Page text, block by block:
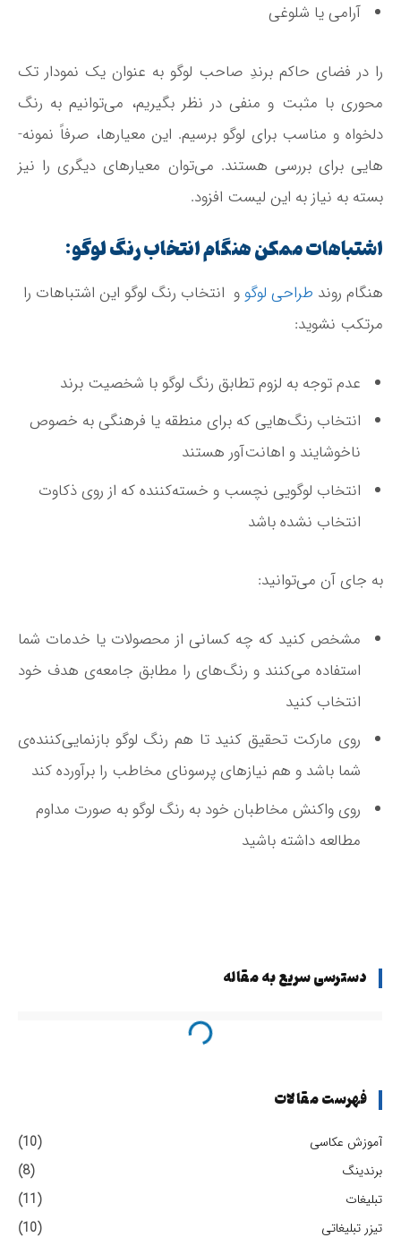
آرامی یا شلوغی
را در فضای حاکم برندِ صاحب لوگو به عنوان یک نمودار تک
محوری با مثبت و منفی در نظر بگیریم، می‌­توانیم به رنگ
دلخواه و مناسب برای لوگو برسیم. این معیارها، صرفاً نمونه‌­
هایی برای بررسی هستند. می‌­توان معیارهای دیگری را نیز
بسته به نیاز به این لیست افزود.
اشتباهات ممکن هنگام انتخاب رنگ لوگو:
هنگام روند طراحی لوگو و انتخاب رنگ لوگو این اشتباهات را
مرتکب نشوید:
عدم توجه به لزوم تطابق رنگ لوگو با شخصیت برند
انتخاب رنگ­‌هایی که برای منطقه یا فرهنگی به خصوص
ناخوشایند و اهانت‌­آور هستند
انتخاب لوگویی نچسب و خسته‌­کننده که از روی ذکاوت
انتخاب نشده باشد
به جای آن می‌­توانید:
مشخص کنید که چه کسانی از محصولات یا خدمات شما
استفاده می­‌کنند و رنگ‌­های را مطابق جامعه‌­ی هدف خود
انتخاب کنید
روی مارکت تحقیق کنید تا هم رنگ لوگو بازنمایی‌­کننده‌­ی
شما باشد و هم نیازهای پرسونای مخاطب را برآورده کند
روی واکنش مخاطبان خود به رنگ لوگو به صورت مداوم
مطالعه داشته باشید
دسترسی سریع به مقاله
فهرست مقالات
آموزش عکاسی
(10)
برندینگ
(8)
تبلیغات
(11)
تیزر تبلیغاتی
(10)